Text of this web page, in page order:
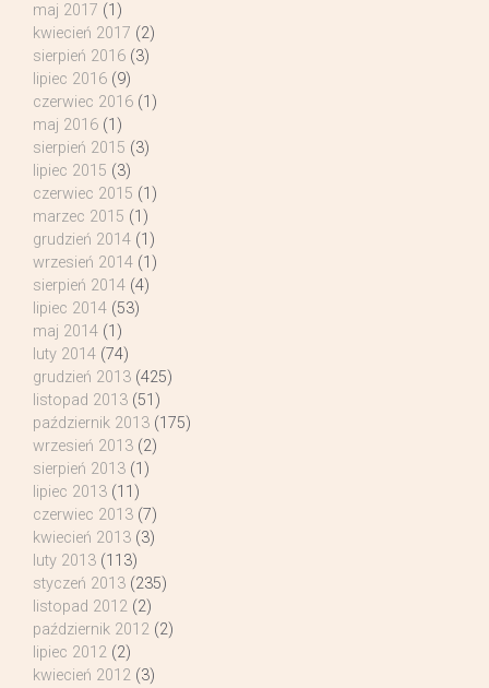
maj 2017 (1)
kwiecień 2017 (2)
sierpień 2016 (3)
lipiec 2016 (9)
czerwiec 2016 (1)
maj 2016 (1)
sierpień 2015 (3)
lipiec 2015 (3)
czerwiec 2015 (1)
marzec 2015 (1)
grudzień 2014 (1)
wrzesień 2014 (1)
sierpień 2014 (4)
lipiec 2014 (53)
maj 2014 (1)
luty 2014 (74)
grudzień 2013 (425)
listopad 2013 (51)
październik 2013 (175)
wrzesień 2013 (2)
sierpień 2013 (1)
lipiec 2013 (11)
czerwiec 2013 (7)
kwiecień 2013 (3)
luty 2013 (113)
styczeń 2013 (235)
listopad 2012 (2)
październik 2012 (2)
lipiec 2012 (2)
kwiecień 2012 (3)